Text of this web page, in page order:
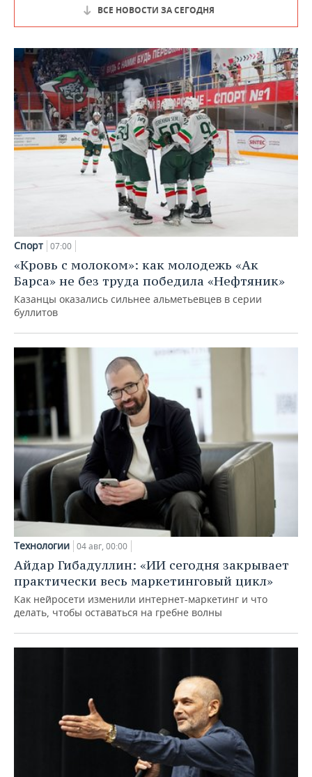
ВСЕ НОВОСТИ ЗА СЕГОДНЯ
Спорт 07:00
«Кровь с молоком»: как молодежь «Ак
Барса» не без труда победила «Нефтяник»
Казанцы оказались сильнее альметьевцев в серии
буллитов
Технологии 04 авг, 00:00
Айдар Гибадуллин: «ИИ сегодня закрывает
практически весь маркетинговый цикл»
Как нейросети изменили интернет-маркетинг и что
делать, чтобы оставаться на гребне волны